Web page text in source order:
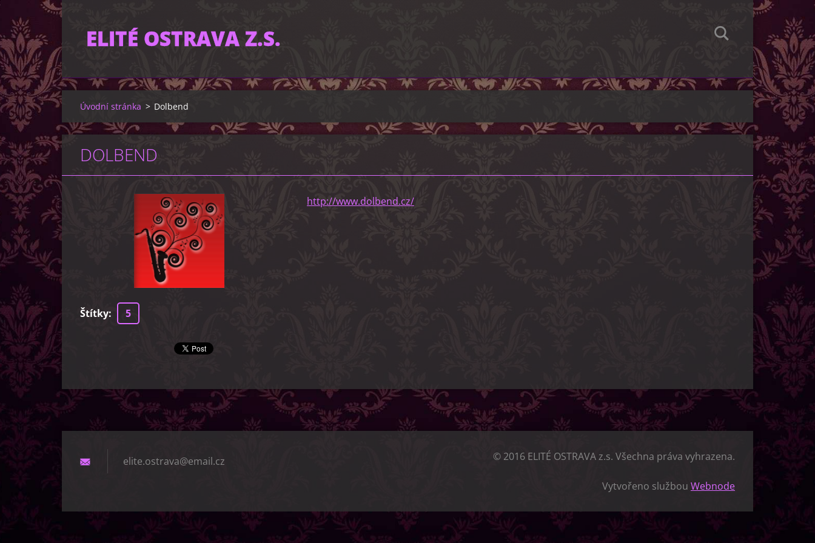
ELITÉ OSTRAVA Z.S.
Úvodní stránka > Dolbend
DOLBEND
http://www.dolbend.cz/
Štítky: 5
elite.ostrava@email.cz © 2016 ELITÉ OSTRAVA z.s. Všechna práva vyhrazena.
Vytvořeno službou Webnode